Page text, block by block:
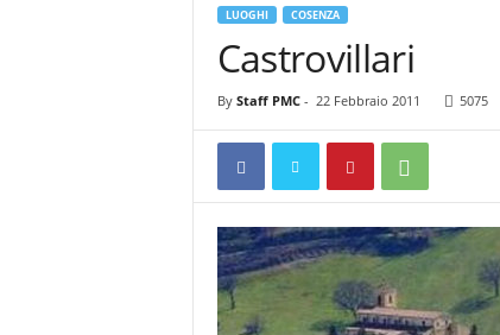
LUOGHI COSENZA
Castrovillari
By Staff PMC- 22 Febbraio 2011 5075